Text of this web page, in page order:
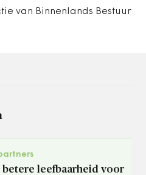
van Binnenlands Bestuur
leefbaarheid voor